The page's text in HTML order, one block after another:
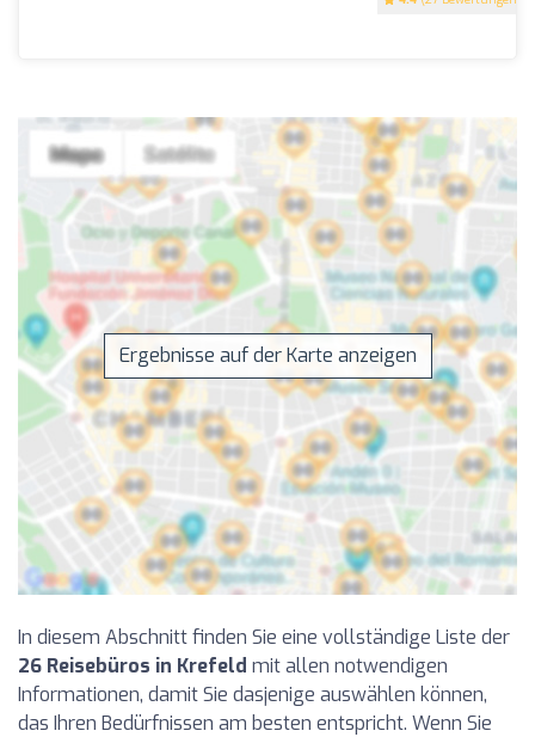
Ergebnisse auf der Karte anzeigen
In diesem Abschnitt finden Sie eine vollständige Liste der
26 Reisebüros in Krefeld mit allen notwendigen
Informationen, damit Sie dasjenige auswählen können,
das Ihren Bedürfnissen am besten entspricht. Wenn Sie